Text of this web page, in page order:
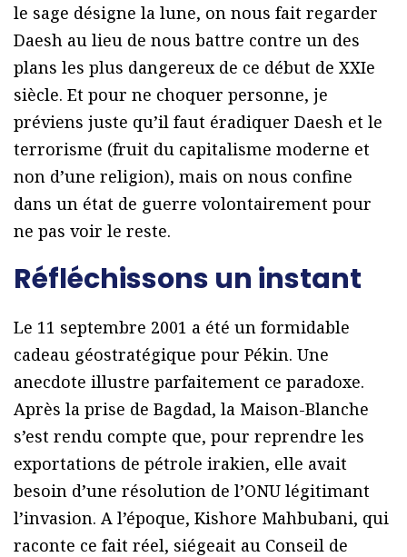
le sage désigne la lune, on nous fait regarder
Daesh au lieu de nous battre contre un des
plans les plus dangereux de ce début de XXIe
siècle. Et pour ne choquer personne, je
préviens juste qu’il faut éradiquer Daesh et le
terrorisme (fruit du capitalisme moderne et
non d’une religion), mais on nous confine
dans un état de guerre volontairement pour
ne pas voir le reste.
Réfléchissons un instant
Le 11 septembre 2001 a été un formidable
cadeau géostratégique pour Pékin. Une
anecdote illustre parfaitement ce paradoxe.
Après la prise de Bagdad, la Maison-Blanche
s’est rendu compte que, pour reprendre les
exportations de pétrole irakien, elle avait
besoin d’une résolution de l’ONU légitimant
l’invasion. A l’époque, Kishore Mahbubani, qui
raconte ce fait réel, siégeait au Conseil de